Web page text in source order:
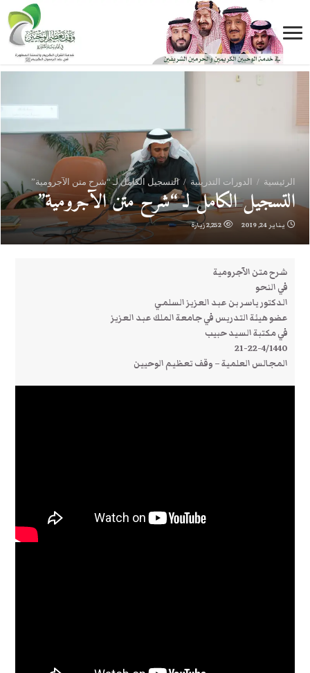
الرئيسية / الدورات التدريبية / التسجيل الكامل لـ “شرح متن الآجرومية”
التسجيل الكامل لـ “شرح متن الآجرومية”
يناير 24, 2019 2,252 زيارة
شرح متن الآجرومية
في النحو
الدكتور ياسر بن عبد العزيز السلمي
عضو هيئة التدريس في جامعة الملك عبد العزيز
في مكتبة السيد حبيب
21-22-4/1440
المجالس العلمية – وقف تعظيم الوحيين